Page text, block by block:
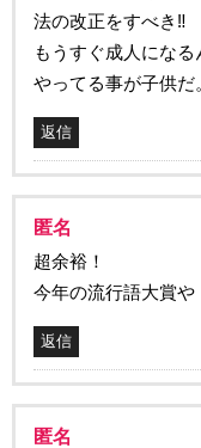
法の改正をすべき‼
もうすぐ成人になる
やってる事が子供だ
返信
匿名
超余裕！
今年の流行語大賞や
返信
匿名